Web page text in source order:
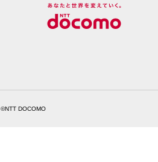
©NTT DOCOMO